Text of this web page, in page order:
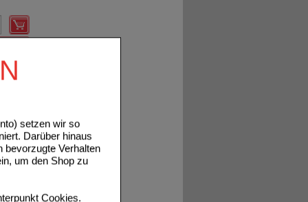
setzen wir so
Darüber hinaus
bevorzugte Verhalten
um den Shop zu
Cookies.